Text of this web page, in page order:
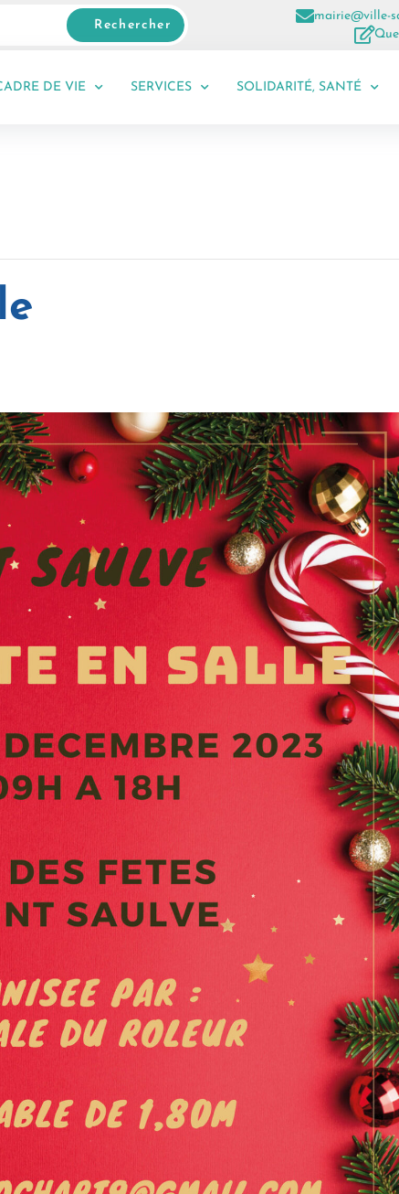
Rechercher
mairie@ville-
DE VIE SERVICES SOLIDARITÉ, SANTÉ